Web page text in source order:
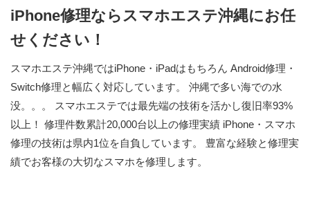
iPhone修理ならスマホエステ沖縄にお任
せください！
スマホエステ沖縄ではiPhone・iPadはもちろん Android修理・
Switch修理と幅広く対応しています。 沖縄で多い海での水
没。。。 スマホエステでは最先端の技術を活かし復旧率93%
以上！ 修理件数累計20,000台以上の修理実績 iPhone・スマホ
修理の技術は県内1位を自負しています。 豊富な経験と修理実
績でお客様の大切なスマホを修理します。